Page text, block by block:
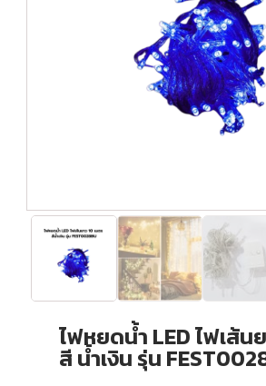
ไฟหยดน้ำ LED ไฟเส้น
สี น้ำเงิน รุ่น